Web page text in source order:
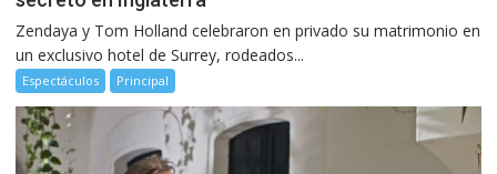
Zendaya y Tom Holland celebraron en privado su matrimonio en
un exclusivo hotel de Surrey, rodeados...
Espectáculos Principal